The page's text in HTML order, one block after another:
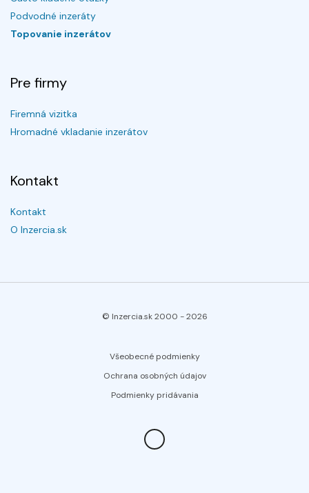
Podvodné inzeráty
Topovanie inzerátov
Pre firmy
Firemná vizitka
Hromadné vkladanie inzerátov
Kontakt
Kontakt
O Inzercia.sk
© Inzercia.sk 2000 -2026
Všeobecné podmienky
Ochrana osobných údajov
Podmienky pridávania